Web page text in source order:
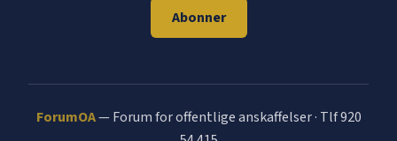
Abonner
ForumOA— Forum for offentlige anskaffelser · Tlf 920